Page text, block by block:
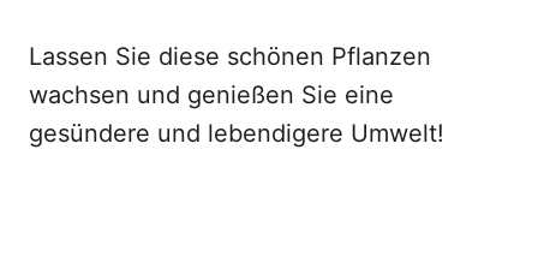
Lassen Sie diese schönen Pflanzen
wachsen und genießen Sie eine
gesündere und lebendigere Umwelt!